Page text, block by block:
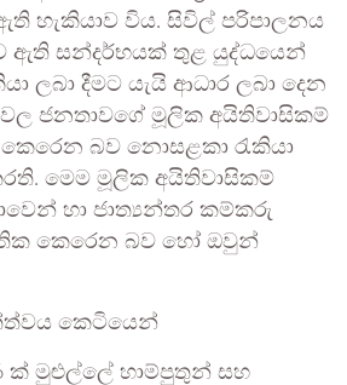
හැකියාව විය. සිවිල් පරිපාලනය
ඇති සන්දර්භයක් තුළ යුද්ධයෙන්
ලබා දීමට යැයි ආධාර ලබා දෙන
ජනතාවගේ මූලික අයිතිවාසිකම්
බව නොසළකා රැකියා
මෙම මූලික අයිතිවාසිකම්
හා ජාත්‍යන්තර කම්කරු
කෙරෙන බව හෝ ඔවුන්
කෙටියෙන්
ක් මුළුල්ලේ හාම්පුතුන් සහ